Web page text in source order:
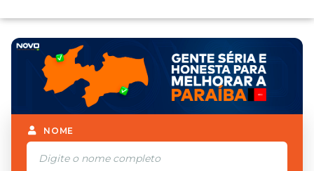
NOME